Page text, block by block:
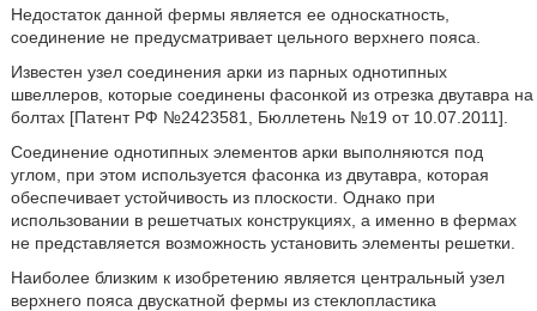
Недостаток данной фермы является ее односкатность,
соединение не предусматривает цельного верхнего пояса.
Известен узел соединения арки из парных однотипных
швеллеров, которые соединены фасонкой из отрезка двутавра на
болтах [Патент РФ №2423581, Бюллетень №19 от 10.07.2011].
Соединение однотипных элементов арки выполняются под
углом, при этом используется фасонка из двутавра, которая
обеспечивает устойчивость из плоскости. Однако при
использовании в решетчатых конструкциях, а именно в фермах
не представляется возможность установить элементы решетки.
Наиболее близким к изобретению является центральный узел
верхнего пояса двускатной фермы из стеклопластика